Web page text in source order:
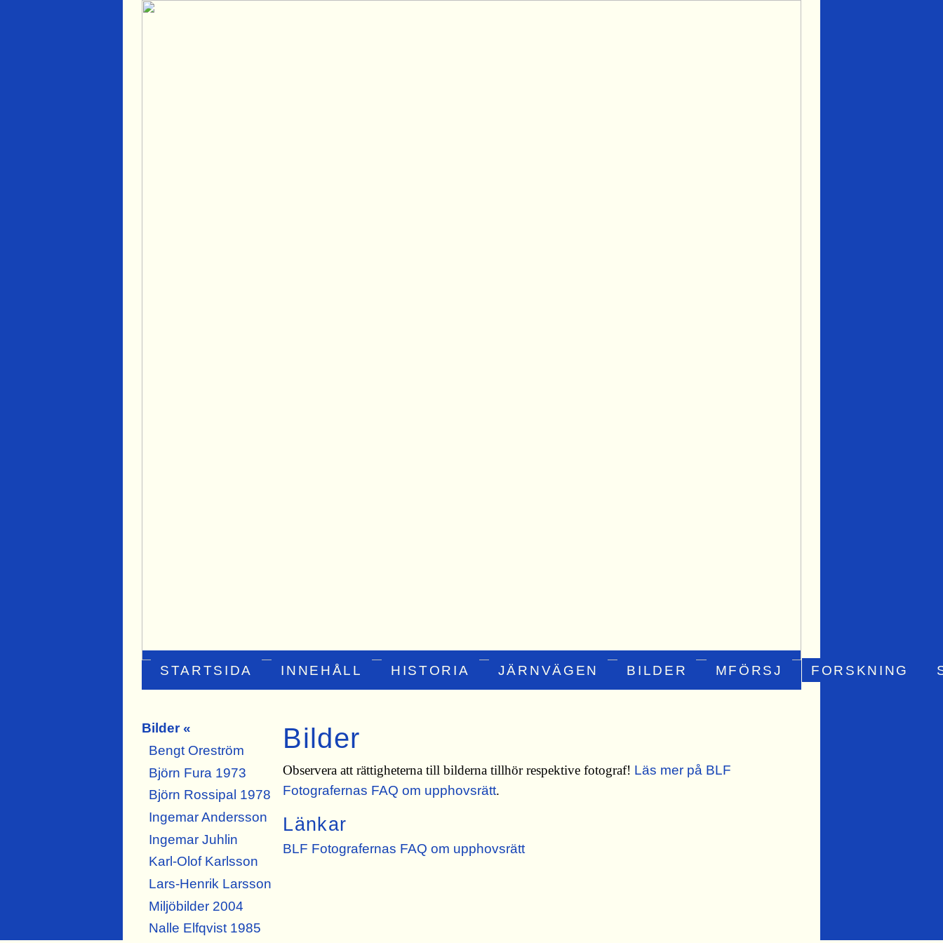
STARTSIDA INNEHÅLL HISTORIA JÄRNVÄGEN BILDER MFÖRSJ FORSKNING
Bilder «
Bengt Oreström
Björn Fura 1973
Björn Rossipal 1978
Ingemar Andersson
Ingemar Juhlin
Karl-Olof Karlsson
Lars-Henrik Larsson
Miljöbilder 2004
Nalle Elfqvist 1985
Bilder
Observera att rättigheterna till bilderna tillhör respektive fotograf! Läs mer på BLF
Fotografernas FAQ om upphovsrätt.
Länkar
BLF Fotografernas FAQ om upphovsrätt